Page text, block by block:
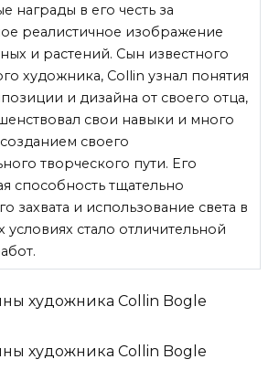
награды в его честь за
реалистичное изображение
и растений. Сын известного
художника, Collin узнал понятия
и дизайна от своего отца,
свои навыки и много
своего
творческого пути. Его
способность тщательно
захвата и использование света в
условиях стало отличительной